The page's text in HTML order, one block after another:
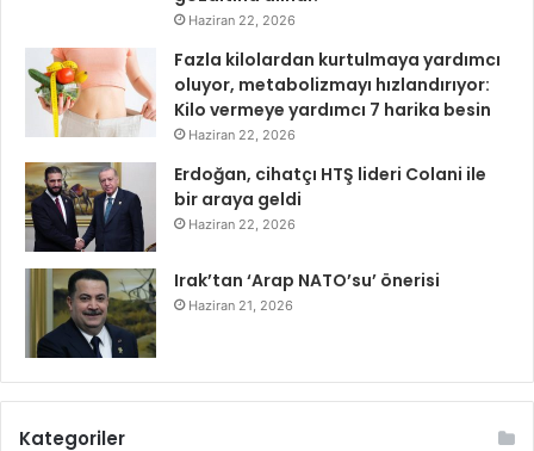
Haziran 22, 2026
Fazla kilolardan kurtulmaya yardımcı
oluyor, metabolizmayı hızlandırıyor:
Kilo vermeye yardımcı 7 harika besin
Haziran 22, 2026
Erdoğan, cihatçı HTŞ lideri Colani ile
bir araya geldi
Haziran 22, 2026
Irak’tan ‘Arap NATO’su’ önerisi
Haziran 21, 2026
Kategoriler